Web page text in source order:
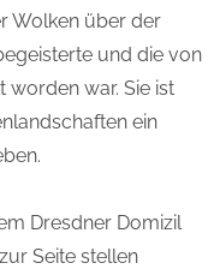
Wolken über der
und die von
worden war. Sie ist
ein
Dresdner Domizil
Seite stellen